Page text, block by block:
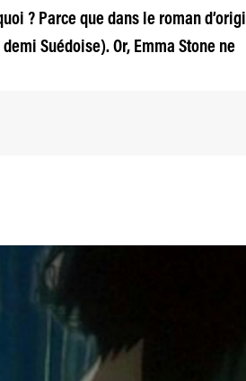
? Parce que dans le roman
Suédoise). Or, Emma Stone ne